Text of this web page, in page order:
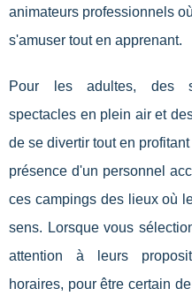
animateurs professionnels
s'amuser tout en apprenant.
Pour les adultes, des
spectacles en plein air et
de se divertir tout en
présence d'un personnel
ces campings des lieux où
sens. Lorsque vous
attention à leurs
horaires, pour être certain